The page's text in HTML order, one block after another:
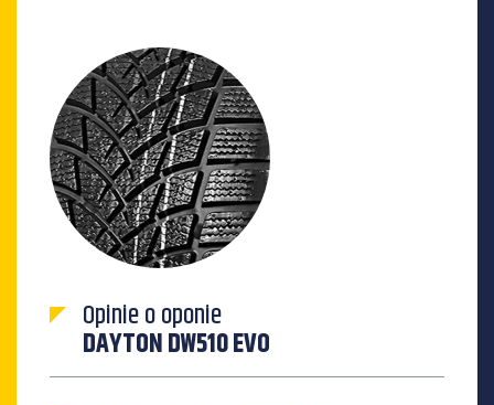
Opinie o oponie
DAYTON DW510 EVO